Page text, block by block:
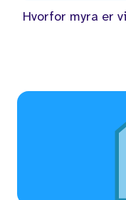
Hvorfor myra er